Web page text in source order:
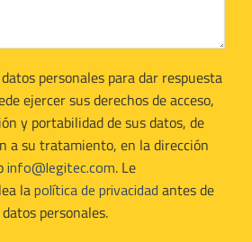
personales para dar respuesta
ejercer sus derechos de acceso,
y portabilidad de sus datos, de
a su tratamiento, en la dirección
info@legitec.com. Le
lapolítica de privacidad antes de
personales.